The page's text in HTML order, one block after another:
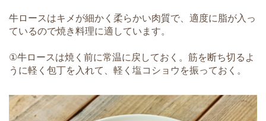
牛ロースはキメが細かく柔らかい肉質で、適度に脂が入っ
ているので焼き料理に適しています。
①牛ロースは焼く前に常温に戻しておく。筋を断ち切るよ
うに軽く包丁を入れて、軽く塩コショウを振っておく。